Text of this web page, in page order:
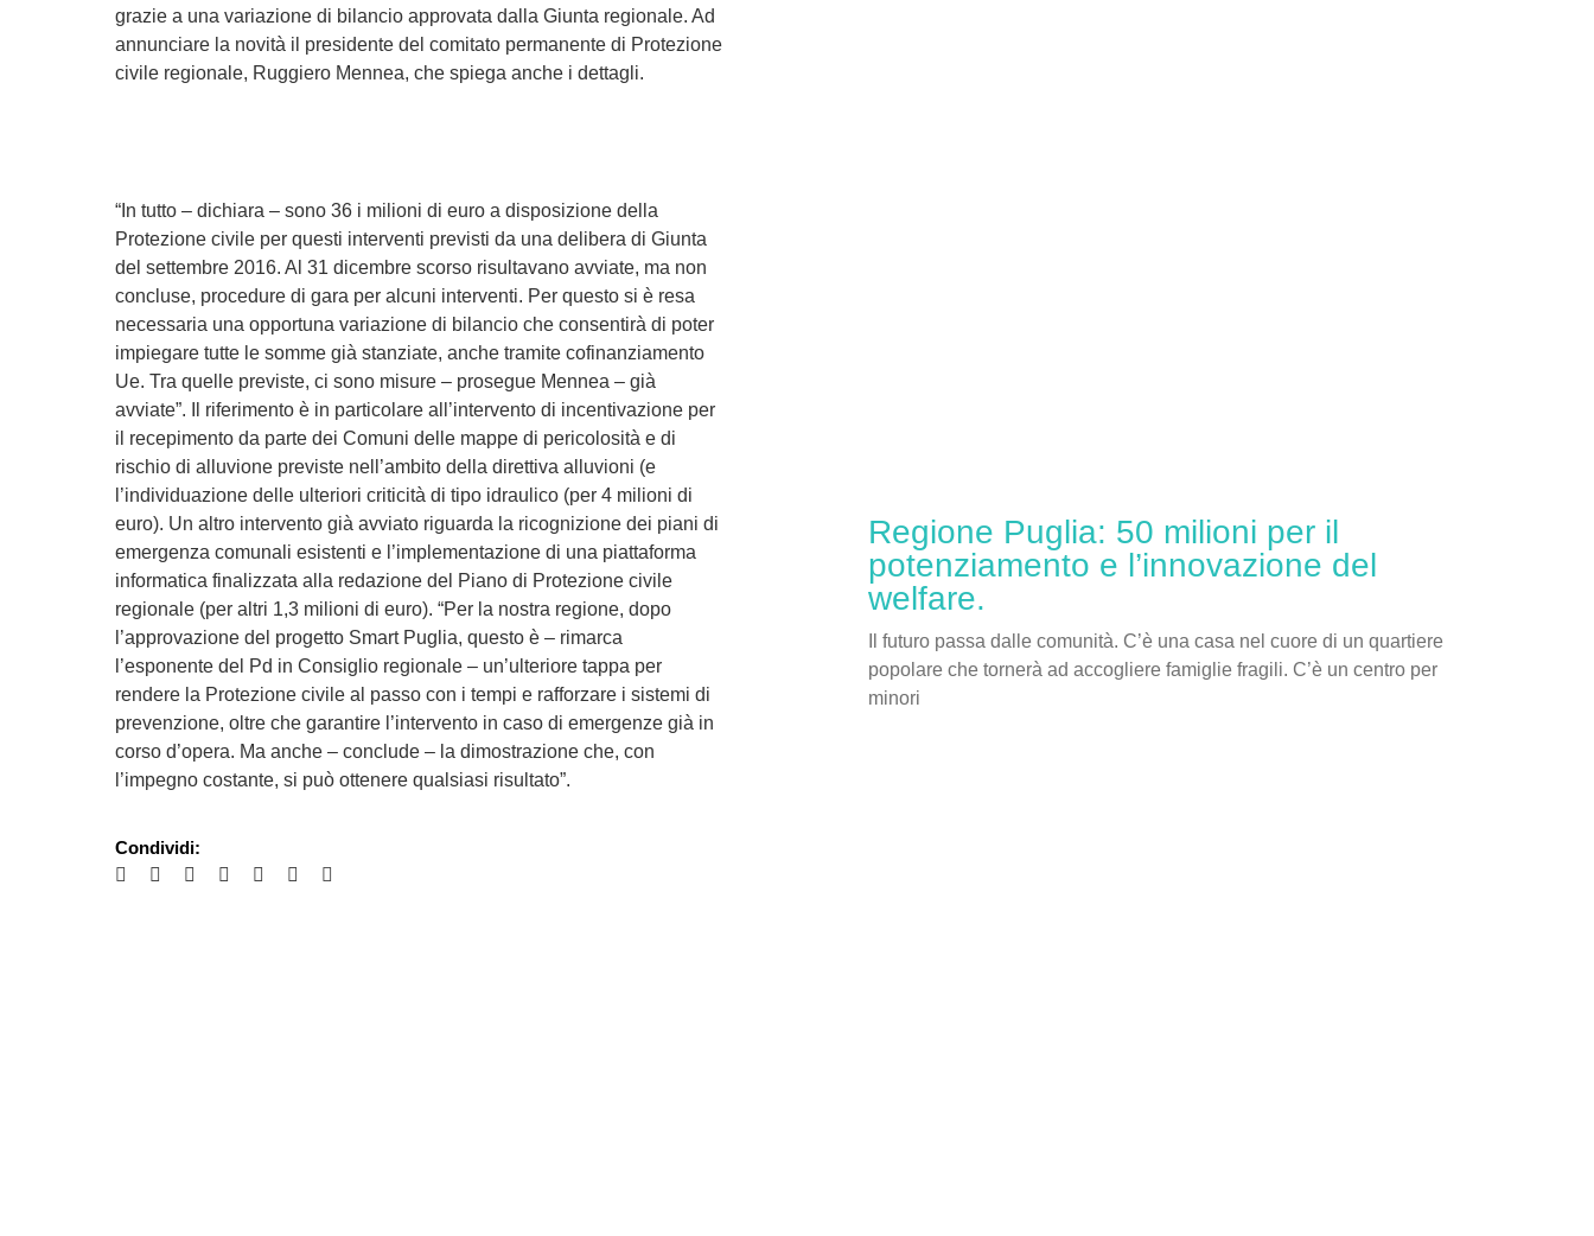
grazie a una variazione di bilancio approvata dalla Giunta regionale. Ad
annunciare la novità il presidente del comitato permanente di Protezione
civile regionale, Ruggiero Mennea, che spiega anche i dettagli.
“In tutto – dichiara – sono 36 i milioni di euro a disposizione della
Protezione civile per questi interventi previsti da una delibera di Giunta
del settembre 2016. Al 31 dicembre scorso risultavano avviate, ma non
concluse, procedure di gara per alcuni interventi. Per questo si è resa
necessaria una opportuna variazione di bilancio che consentirà di poter
impiegare tutte le somme già stanziate, anche tramite cofinanziamento
Ue. Tra quelle previste, ci sono misure – prosegue Mennea – già
avviate”. Il riferimento è in particolare all’intervento di incentivazione per
il recepimento da parte dei Comuni delle mappe di pericolosità e di
rischio di alluvione previste nell’ambito della direttiva alluvioni (e
l’individuazione delle ulteriori criticità di tipo idraulico (per 4 milioni di
euro). Un altro intervento già avviato riguarda la ricognizione dei piani di
emergenza comunali esistenti e l’implementazione di una piattaforma
informatica finalizzata alla redazione del Piano di Protezione civile
regionale (per altri 1,3 milioni di euro). “Per la nostra regione, dopo
l’approvazione del progetto Smart Puglia, questo è – rimarca
l’esponente del Pd in Consiglio regionale – un’ulteriore tappa per
rendere la Protezione civile al passo con i tempi e rafforzare i sistemi di
prevenzione, oltre che garantire l’intervento in caso di emergenze già in
corso d’opera. Ma anche – conclude – la dimostrazione che, con
l’impegno costante, si può ottenere qualsiasi risultato”.
Condividi:
Regione Puglia: 50 milioni per il
potenziamento e l’innovazione del
welfare.
Il futuro passa dalle comunità. C’è una casa nel cuore di un quartiere
popolare che tornerà ad accogliere famiglie fragili. C’è un centro per
minori